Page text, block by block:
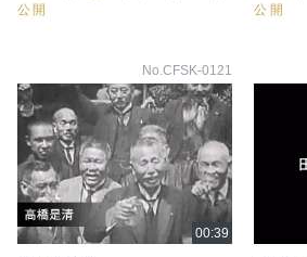
公開
公開
No.CFSK-0121